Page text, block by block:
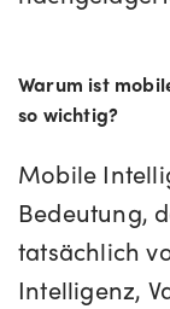
Warum ist
so wichtig?
Mobile
Bedeutung,
tatsächlich
Intelligenz,